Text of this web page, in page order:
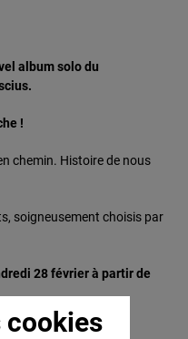
album solo du
!
chemin. Histoire de nous
soigneusement choisis par
28 février à partir de
cookies